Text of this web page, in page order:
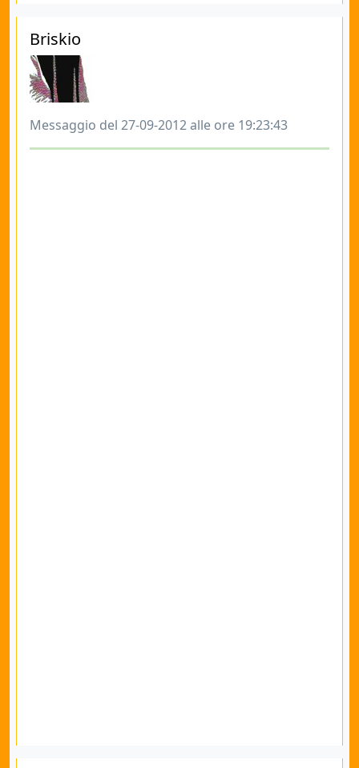
Briskio
Messaggio del 27-09-2012 alle ore 19:23:43